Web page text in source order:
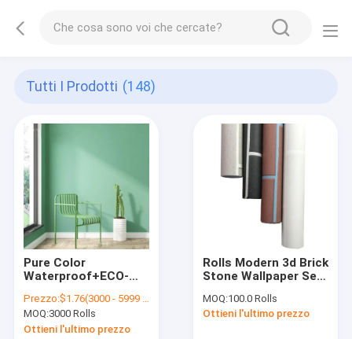
Tutti I Prodotti (148)
Pure Color
Waterproof+ECO-
Self Adhesive PVC
Vinyl Sticker Foil Roll
Prezzo:$1.76(3000 - 5999 Rolls) $1.75(6000 - 14999 Rolls) $1.74(>=15000 Rolls)
MOQ:3000 Rolls
Ottieni l'ultimo prezzo
Rolls Modern 3d Brick
Stone Wallpaper Self
Wallpaper
MOQ:100.0 Rolls
Ottieni l'ultimo prezzo